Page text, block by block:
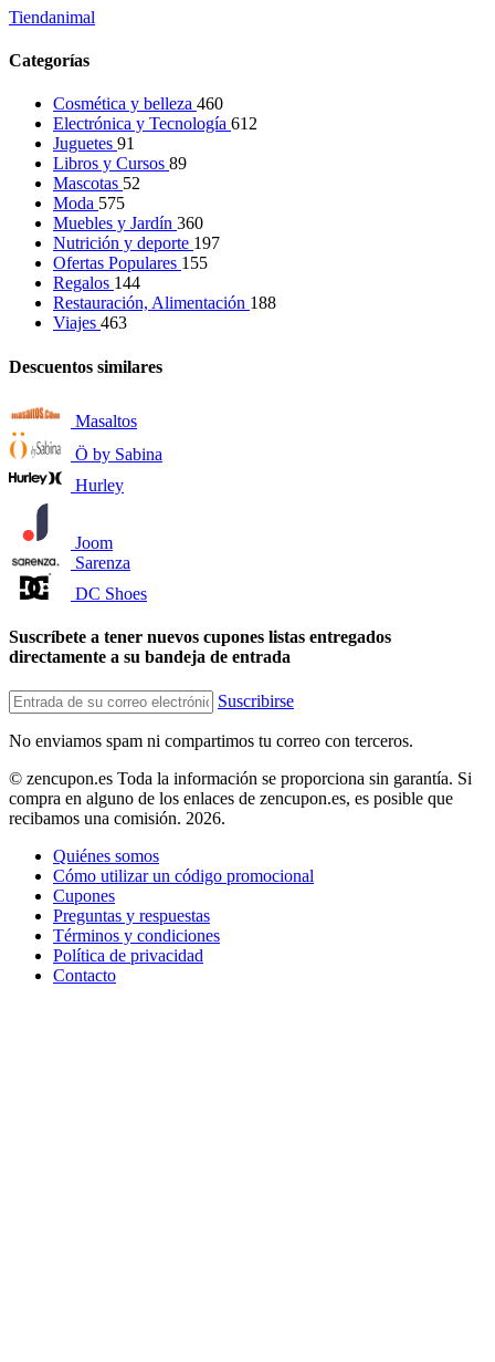
Tiendanimal
Categorías
Cosmética y belleza 460
Electrónica y Tecnología 612
Juguetes 91
Libros y Cursos 89
Mascotas 52
Moda 575
Muebles y Jardín 360
Nutrición y deporte 197
Ofertas Populares 155
Regalos 144
Restauración, Alimentación 188
Viajes 463
Descuentos similares
Masaltos
Ö by Sabina
Hurley
Joom
Sarenza
DC Shoes
Suscríbete a tener nuevos cupones listas entregados
directamente a su bandeja de entrada
Suscribirse
No enviamos spam ni compartimos tu correo con terceros.
© zencupon.es Toda la información se proporciona sin garantía. Si
compra en alguno de los enlaces de zencupon.es, es posible que
recibamos una comisión. 2026.
Quiénes somos
Cómo utilizar un código promocional
Cupones
Preguntas y respuestas
Términos y condiciones
Política de privacidad
Contacto